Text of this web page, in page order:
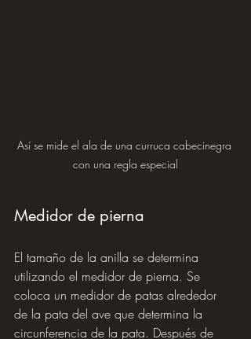
Así se mide el ala de una curruca cabecinegra
con una regla especial
Medidor de pierna
El tamaño de la anilla se determina
utilizando el medidor de pierna. Se
coloca un medidor de patas alrededor
de la pata del ave que determina la
circunferencia de la pata. Después de